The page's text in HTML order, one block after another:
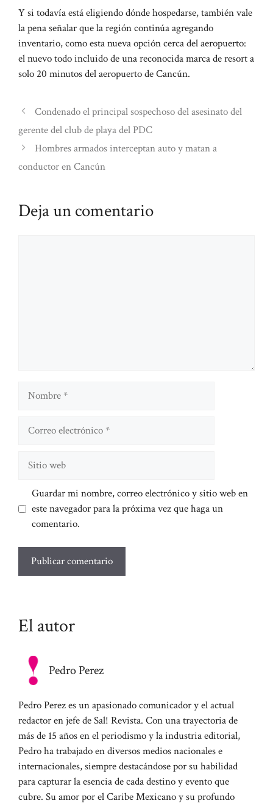
Y si todavía está eligiendo dónde hospedarse, también vale
la pena señalar que la región continúa agregando
inventario, como esta nueva opción cerca del aeropuerto:
el nuevo todo incluido de una reconocida marca de resort a
solo 20 minutos del aeropuerto de Cancún.
Condenado el principal sospechoso del asesinato del
gerente del club de playa del PDC
Hombres armados interceptan auto y matan a
conductor en Cancún
Deja un comentario
Nombre
Guardar mi nombre, correo electrónico y sitio web en
este navegador para la próxima vez que haga un
comentario.
El autor
Pedro Perez
Pedro Perez es un apasionado comunicador y el actual
redactor en jefe de Sal! Revista. Con una trayectoria de
más de 15 años en el periodismo y la industria editorial,
Pedro ha trabajado en diversos medios nacionales e
internacionales, siempre destacándose por su habilidad
para capturar la esencia de cada destino y evento que
cubre. Su amor por el Caribe Mexicano y su profundo